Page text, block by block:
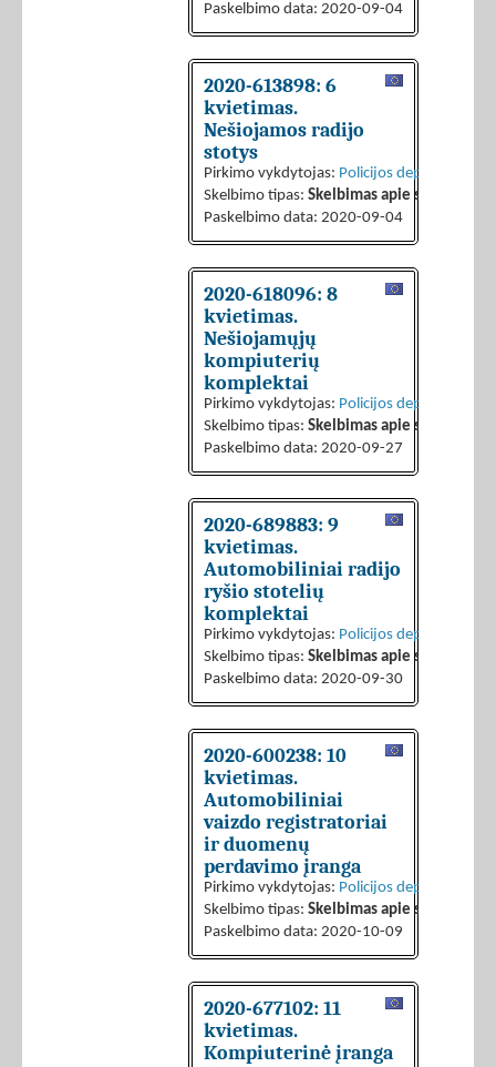
Paskelbimo data: 2020-09-04
2020-613898: 6
kvietimas.
Nešiojamos radijo
stotys
Pirkimo vykdytojas: Policijos
Skelbimo tipas: Skelbimas apie sutarties
Paskelbimo data: 2020-09-04
2020-618096: 8
kvietimas.
Nešiojamųjų
kompiuterių
komplektai
Pirkimo vykdytojas: Policijos
Skelbimo tipas: Skelbimas apie sutarties
Paskelbimo data: 2020-09-27
2020-689883: 9
kvietimas.
Automobiliniai radijo
ryšio stotelių
komplektai
Pirkimo vykdytojas: Policijos
Skelbimo tipas: Skelbimas apie sutarties
Paskelbimo data: 2020-09-30
2020-600238: 10
kvietimas.
Automobiliniai
vaizdo registratoriai
ir duomenų
perdavimo įranga
Pirkimo vykdytojas: Policijos
Skelbimo tipas: Skelbimas apie sutarties
Paskelbimo data: 2020-10-09
2020-677102: 11
kvietimas.
Kompiuterinė įranga